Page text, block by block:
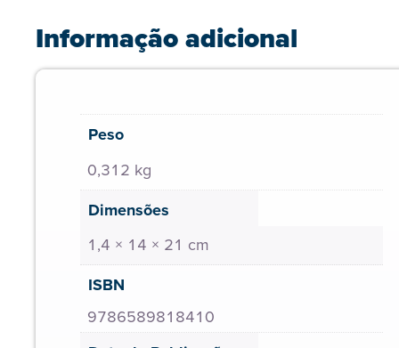
Informação adicional
Peso
0,312 kg
Dimensões
1,4 × 14 × 21 cm
ISBN
9786589818410